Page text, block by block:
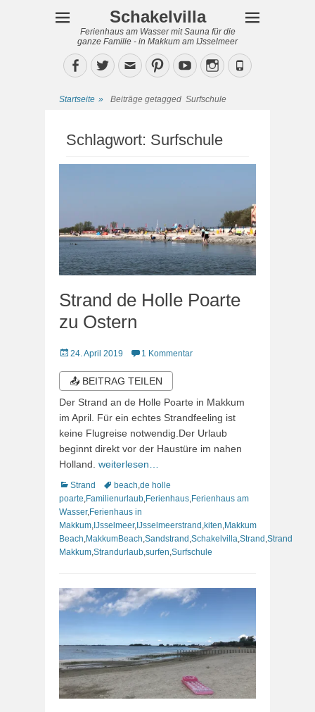
Schakelvilla
Ferienhaus am Wasser mit Sauna für die
ganze Familie - in Makkum am IJsselmeer
Facebook
TwitterEmailPinterestYouTubeInstagram
Phone
Startseite » Beiträge getagged Surfschule
Schlagwort: Surfschule
Strand de Holle Poarte
zu Ostern
Veröffentlicht
24. April 2019 1 Kommentar
📤 BEITRAG TEILEN
Der Strand an de Holle Poarte in Makkum
im April. Für ein echtes Strandfeeling ist
keine Flugreise notwendig.Der Urlaub
beginnt direkt vor der Haustüre im nahen
Holland. weiterlesen…
Kategorien
Strand Schlagworte
beach de holle
poarte Familienurlaub Ferienhaus Ferienhaus am
Wasser, Ferienhaus in
Makkum IJsselmeer, IJsselmeerstrand kiten Makkum
Beach MakkumBeach Sandstrand Schakelvilla Strand Strand
Makkum Strandurlaub surfen Surfschule